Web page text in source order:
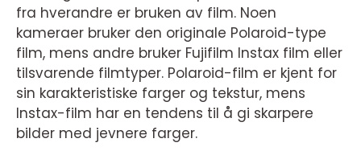
fra hverandre er bruken av film. Noen
kameraer bruker den originale Polaroid-type
film, mens andre bruker Fujifilm Instax film eller
tilsvarende filmtyper. Polaroid-film er kjent for
sin karakteristiske farger og tekstur, mens
Instax-film har en tendens til å gi skarpere
bilder med jevnere farger.